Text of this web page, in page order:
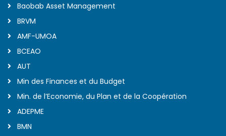
Baobab Asset Management
BRVM
AMF-UMOA
BCEAO
AUT
Min des Finances et du Budget
Min. de l’Economie, du Plan et de la Coopération
ADEPME
BMN